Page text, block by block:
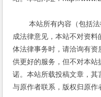
本站所有内容（包括法
成法律意见，本站不对资
体法律事务时，请洽询有
供更好的服务，但不对本
诺。本站所载投稿文章，
与原作者联系，版权归原作